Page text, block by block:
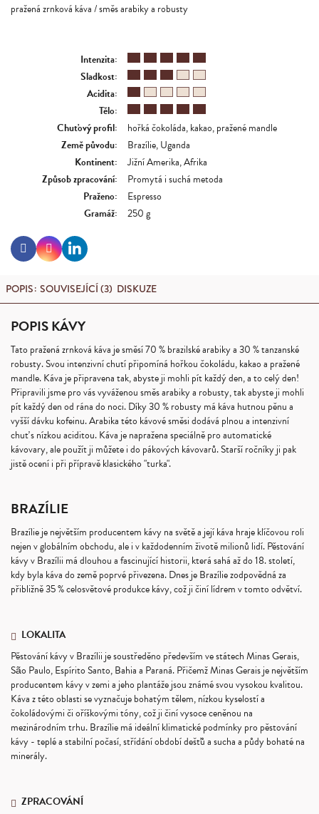
pražená zrnková káva / směs arabiky a robusty
Intenzita:
Sladkost:
Acidita:
Tělo:
Chuťový profil:
hořká čokoláda, kakao, pražené mandle
Země původu:
Brazílie, Uganda
Kontinent:
Jižní Amerika, Afrika
Způsob zpracování:
Promytá i suchá metoda
Praženo:
Espresso
Gramáž: 250 g
Linkedin
POPIS SOUVISEJÍCÍ (3) DISKUZE
POPIS KÁVY
Tato pražená zrnková káva je směsí 70 % brazilské arabiky a 30 % tanzanské
robusty. Svou intenzivní chutí připomíná hořkou čokoládu, kakao a pražené
mandle. Káva je připravena tak, abyste ji mohli pít každý den, a to celý den!
Připravili jsme pro vás vyváženou směs arabiky a robusty, tak abyste ji mohli
pít každý den od rána do noci.Díky 30 % robusty má káva hutnou pěnu a
vyšší dávku kofeinu. Arabika této kávové směsi dodává plnou a intenzivní
chuť s nízkou aciditou.Káva je napražena speciálně pro automatické
kávovary, ale použít ji můžete i do pákových kávovarů. Starší ročníky ji pak
jistě ocení i při přípravě klasického "turka".
BRAZÍLIE
Brazílie je největším producentem kávy na světě a její káva hraje klíčovou roli
nejen v globálním obchodu, ale i v každodenním životě milionů lidí. Pěstování
kávy v Brazílii má dlouhou a fascinující historii, která sahá až do 18. století,
kdy byla káva do země poprvé přivezena. Dnes je Brazílie zodpovědná za
přibližně 35 % celosvětové produkce kávy, což ji činí lídrem v tomto odvětví.
LOKALITA
Pěstování kávy v Brazílii je soustředěno především ve státech Minas Gerais,
São Paulo, Espírito Santo, Bahia a Paraná. Přičemž Minas Gerais je největším
producentem kávy v zemi a jeho plantáže jsou známé svou vysokou kvalitou.
Káva z této oblasti se vyznačuje bohatým tělem, nízkou kyselostí a
čokoládovými či oříškovými tóny, což ji činí vysoce ceněnou na
mezinárodním trhu. Brazílie má ideální klimatické podmínky pro pěstování
kávy - teplé a stabilní počasí, střídání období dešťů a sucha a půdy bohaté na
minerály.
ZPRACOVÁNÍ